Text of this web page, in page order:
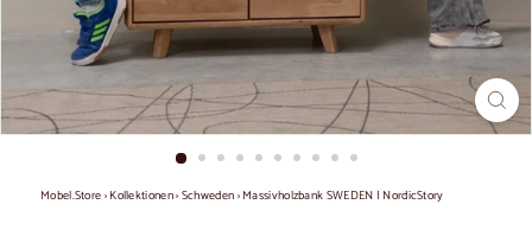
Mobel.Store›Kollektionen›Schweden›Massivholzbank SWEDEN | NordicStory